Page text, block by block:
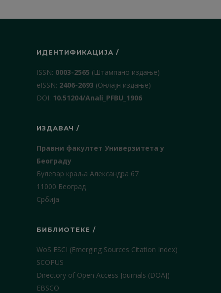
ИДЕНТИФИКАЦИЈА /
ISSN: 0003-2565 (Штампано издање)
еISSN: 2406-2693 (Онлајн издање)
DOI: 10.51204/Anali_PFBU_1906
ИЗДАВАЧ /
Правни факултет Универзитета у
Београду
Булевар краља Александра 67
11000 Београд
Србија
БИБЛИОТЕКЕ /
WoS ESCI (Emerging Sources Citation Index)
SCOPUS
Directory of Open Access Journals (DOAJ)
EBSCO